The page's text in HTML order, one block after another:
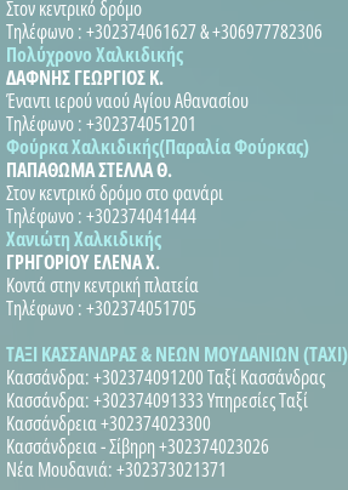
Στον κεντρικό δρόμο
Τηλέφωνο : +302374061627 & +306977782306
Πολύχρονο Χαλκιδικής
ΔΑΦΝΗΣ ΓΕΩΡΓΙΟΣ Κ.
Έναντι ιερού ναού Αγίου Αθανασίου
Τηλέφωνο : +302374051201
Φούρκα Χαλκιδικής(Παραλία Φούρκας)
ΠΑΠΑΘΩΜΑ ΣΤΕΛΛΑ Θ.
Στον κεντρικό δρόμο στο φανάρι
Τηλέφωνο : +302374041444
Χανιώτη Χαλκιδικής
ΓΡΗΓΟΡΙΟΥ ΕΛΕΝΑ Χ.
Κοντά στην κεντρική πλατεία
Τηλέφωνο : +302374051705
ΤΑΞΙ ΚΑΣΣΑΝΔΡΑΣ & ΝΕΩΝ ΜΟΥΔΑΝΙΩΝ (TAXI)
Κασσάνδρα: +302374091200 Ταξί Κασσάνδρας
Κασσάνδρα: +302374091333 Υπηρεσίες Ταξί
Κασσάνδρεια +302374023300
Κασσάνδρεια - Σίβηρη +302374023026
Νέα Μουδανιά: +302373021371